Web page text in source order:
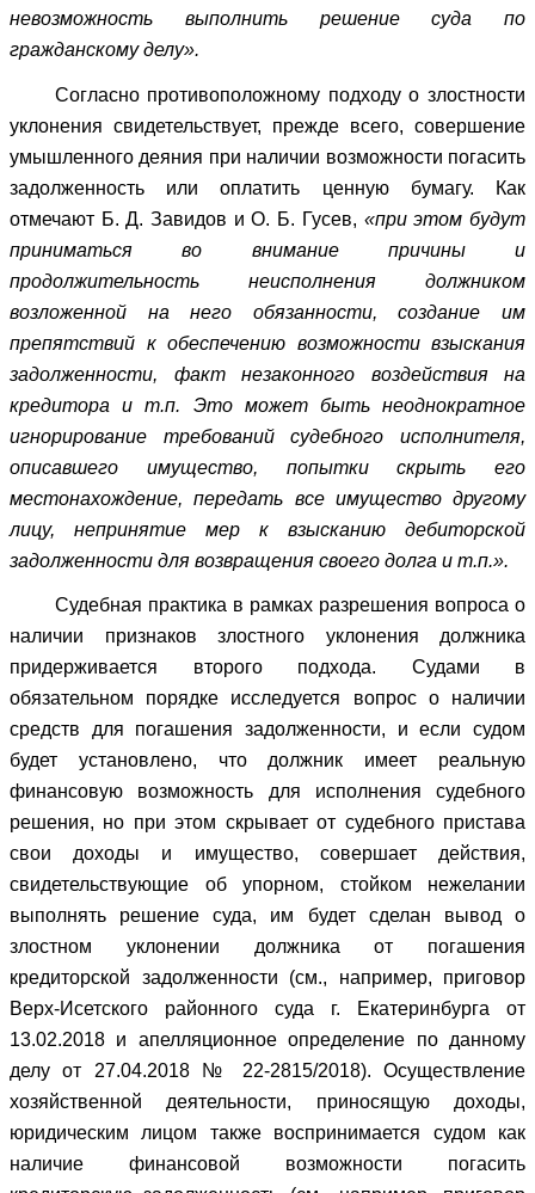
невозможность выполнить решение суда по
гражданскому делу».
Согласно противоположному подходу о злостности
уклонения свидетельствует, прежде всего, совершение
умышленного деяния при наличии возможности погасить
задолженность или оплатить ценную бумагу. Как
отмечают Б. Д. Завидов и О. Б. Гусев, «при этом будут
приниматься во внимание причины и
продолжительность неисполнения должником
возложенной на него обязанности, создание им
препятствий к обеспечению возможности взыскания
задолженности, факт незаконного воздействия на
кредитора и т.п. Это может быть неоднократное
игнорирование требований судебного исполнителя,
описавшего имущество, попытки скрыть его
местонахождение, передать все имущество другому
лицу, непринятие мер к взысканию дебиторской
задолженности для возвращения своего долга и т.п.».
Судебная практика в рамках разрешения вопроса о
наличии признаков злостного уклонения должника
придерживается второго подхода. Судами в
обязательном порядке исследуется вопрос о наличии
средств для погашения задолженности, и если судом
будет установлено, что должник имеет реальную
финансовую возможность для исполнения судебного
решения, но при этом скрывает от судебного пристава
свои доходы и имущество, совершает действия,
свидетельствующие об упорном, стойком нежелании
выполнять решение суда, им будет сделан вывод о
злостном уклонении должника от погашения
кредиторской задолженности (см., например, приговор
Верх-Исетского районного суда г. Екатеринбурга от
13.02.2018 и апелляционное определение по данному
делу от 27.04.2018 № 22-2815/2018). Осуществление
хозяйственной деятельности, приносящую доходы,
юридическим лицом также воспринимается судом как
наличие финансовой возможности погасить